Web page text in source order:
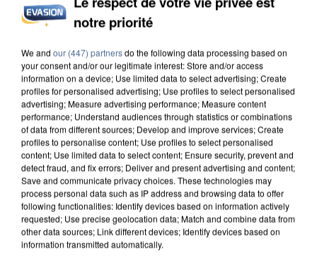
L’UN DES FONDATEURS SUPPOSÉS DE LA DZ
MAFIA INTERPELLÉ EN ALGÉRIE
notre priorité
We and our (447) partnersdo the following data processing based on
your consent and/or our legitimate interest: Store and/or access
information on a device; Use limited data to select advertising; Create
profiles for personalised advertising; Use profiles to select personalised
advertising; Measure advertising performance; Measure content
performance; Understand audiences through statistics or combinations
of data from different sources; Develop and improve services; Create
profiles to personalise content; Use profiles to select personalised
content; Use limited data to select content; Ensure security, prevent and
detect fraud, and fix errors; Deliver and present advertising and content;
Save and communicate privacy choices. These technologies may
process personal data such as IP address and browsing data to offer
following functionalities: Identify devices based on information actively
requested; Use precise geolocation data; Match and combine data from
other data sources; Link different devices; Identify devices based on
information transmitted automatically.